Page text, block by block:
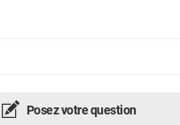
Posez votre question